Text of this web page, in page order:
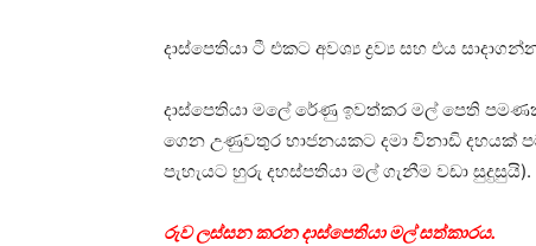
දාස්පෙතියා ටී එකට අවශ්‍ය ද්‍රව්‍ය සහ එය
දාස්පෙතියා මලේ රේණු ඉවත්කර මල් පෙති
ගෙන උණුවතුර භාජනයකට දමා විනාඩි දහයක්
පැහැයට හුරු දහස්පතියා මල් ගැනීම වඩා සුදුසුයි).
රුව ලස්සන කරන දාස්පෙතියා මල් සත්කාරය.